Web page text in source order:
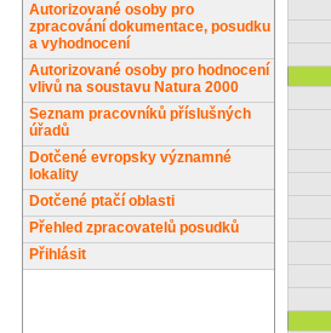
Autorizované osoby pro
zpracování dokumentace, posudku
a vyhodnocení
Autorizované osoby pro hodnocení
vlivů na soustavu Natura 2000
Seznam pracovníků příslušných
úřadů
Dotčené evropsky významné
lokality
Dotčené ptačí oblasti
Přehled zpracovatelů posudků
Přihlásit